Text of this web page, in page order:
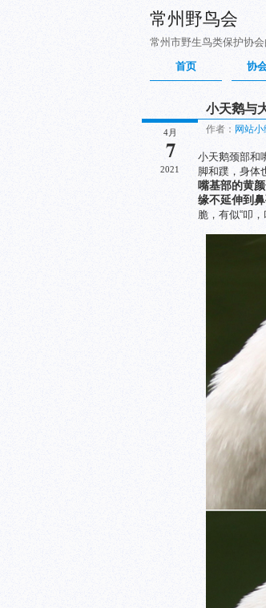
常州野鸟会
常州市野生鸟类保护协
首页 协
4月
7
2021
小天鹅与
作者： 网站小
小天鹅颈部和
脚和蹼，身体
嘴基部的黄
缘不延伸到鼻
脆，有似“叩